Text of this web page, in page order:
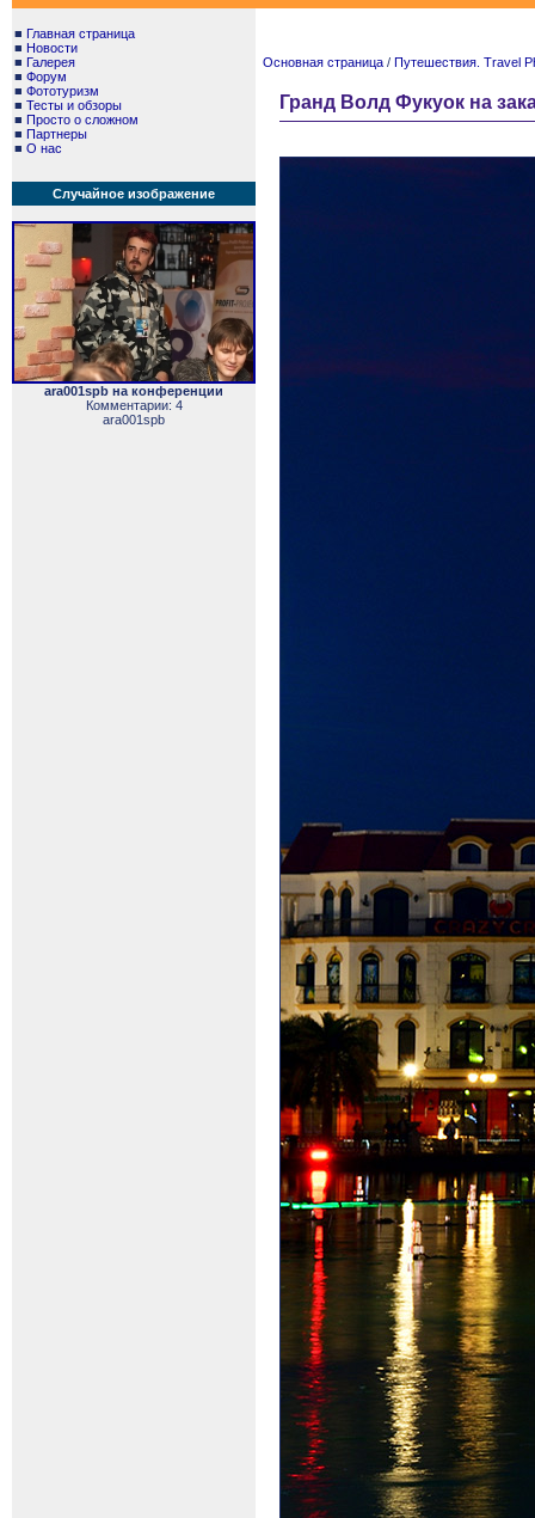
■ Главная страница
■ Новости
■ Галерея
■ Форум
■ Фототуризм
■ Тесты и обзоры
■ Просто о сложном
■ Партнеры
■ О нас
Случайное изображение
ara001spb на конференции
Комментарии: 4
ara001spb
Основная страница / Путешествия. Travel
Гранд Волд Фукуок на